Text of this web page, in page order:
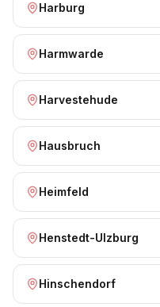
Harburg
Harmwarde
Harvestehude
Hausbruch
Heimfeld
Henstedt-Ulzburg
Hinschendorf